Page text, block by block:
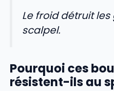
Le froid détruit
scalpel.
Pourquoi ces
résistent-ils au